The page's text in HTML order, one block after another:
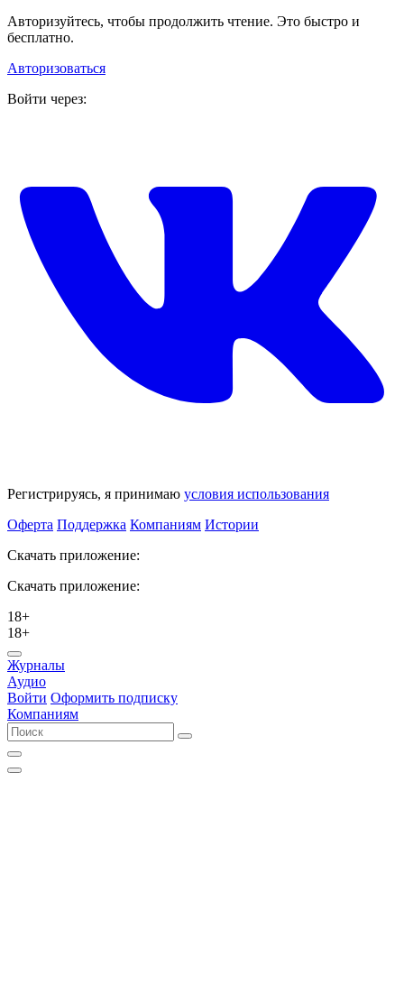
Авторизуйтесь, чтобы продолжить чтение. Это быстро и
бесплатно.
Авторизоваться
Войти через:
Регистрируясь, я принимаю условия использования
Оферта Поддержка Компаниям Истории
Скачать приложение:
Скачать приложение:
18+
18+
Журналы
Аудио
Войти Оформить подписку
Компаниям